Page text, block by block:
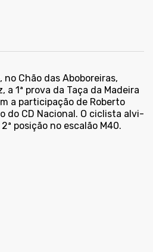
Chão das Aboboreiras,
1ª prova da Taça da Madeira
a participação de Roberto
do CD Nacional. O ciclista alvi-
posição no escalão M40.